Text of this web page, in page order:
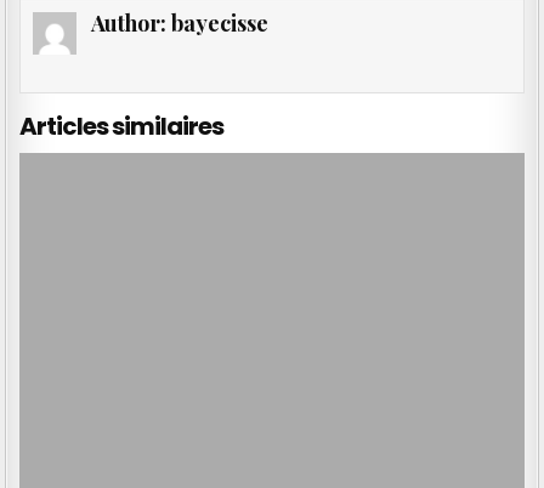
Author: bayecisse
Articles similaires